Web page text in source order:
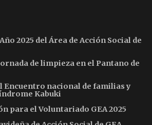
2025 del Área de Acción Social de
de limpieza en el Pantano de
Encuentro nacional de familias y
Kabuki
para el Voluntariado GEA 2025